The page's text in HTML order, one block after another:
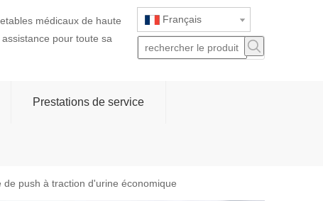
médicaux de haute
pour toute sa
Français
Prestations de service
de push à traction d'urine économique